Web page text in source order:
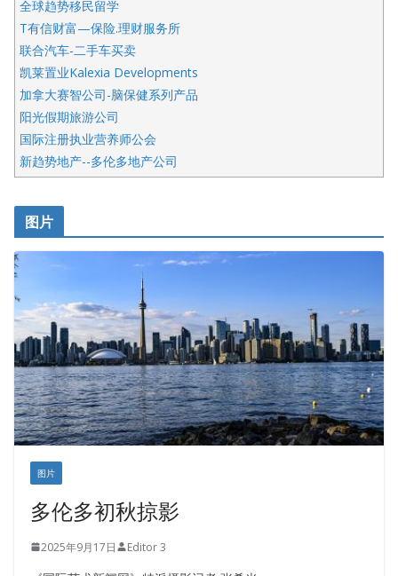
全球趋势移民留学
T有信财富—保险.理财服务所
联合汽车-二手车买卖
凯莱置业Kalexia Developments
加拿大赛智公司-脑保健系列产品
阳光假期旅游公司
国际注册执业营养师公会
新趋势地产--多伦多地产公司
开明车行KS CAR SALES & SERVICE
健健宝公司
皇后金融集团
正点印艺设计
图片
图片
多伦多初秋掠影
2025年9月17日 Editor 3